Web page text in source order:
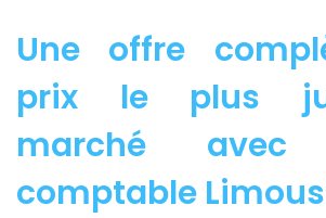
Une offre
prix le plus
marché avec
comptable